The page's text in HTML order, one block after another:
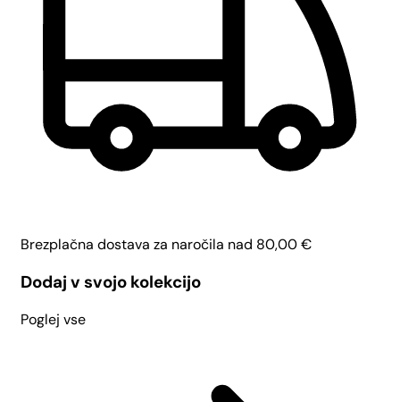
Brezplačna dostava za naročila nad 80,00€
Dodaj v svojo kolekcijo
Poglej vse